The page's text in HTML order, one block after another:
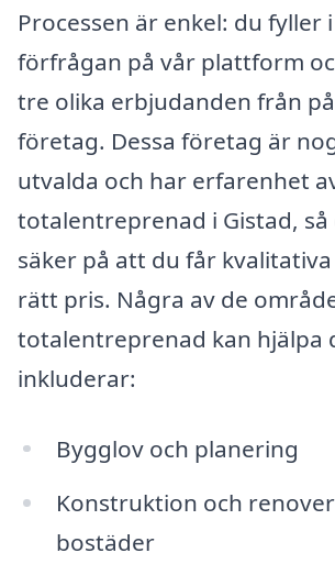
Processen är enkel: du fyller
förfrågan på vår plattform
tre olika erbjudanden från
företag. Dessa företag är
utvalda och har erfarenhet
totalentreprenad i Gistad, så
säker på att du får
rätt pris. Några av de
totalentreprenad kan hjälpa
inkluderar:
Bygglov och planering
Konstruktion och
bostäder